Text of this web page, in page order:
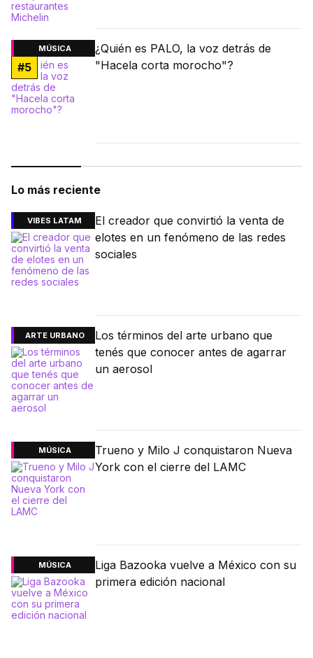
MÚSICA
#5
¿Quién es PALO, la voz detrás de
"Hacela corta morocho"?
Lo más reciente
VIBES LATAM
El creador que convirtió la venta de
elotes en un fenómeno de las redes
sociales
ARTE URBANO
Los términos del arte urbano que
tenés que conocer antes de agarrar
un aerosol
MÚSICA
Trueno y Milo J conquistaron Nueva
York con el cierre del LAMC
MÚSICA
Liga Bazooka vuelve a México con su
primera edición nacional